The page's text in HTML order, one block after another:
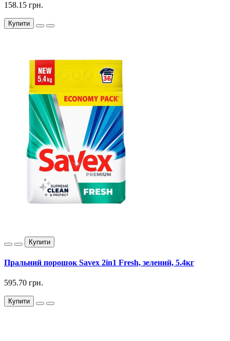
158.15 грн.
Купити
Купити
Пральний порошок Savex 2in1 Fresh, зелений, 5.4кг
595.70 грн.
Купити